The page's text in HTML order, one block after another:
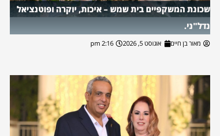
שכונת המשקפיים בית שמש – איכות, יוקרה ופוטנציאל
נדל"ני.
מאור בן חיים אוגוסט 5, 2026 2:16 pm